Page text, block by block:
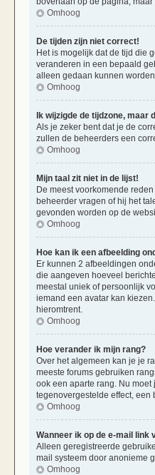
Omhoog
De tijden zijn niet correct!
Het is mogelijk dat de tijd die
veranderen in een bepaald
alleen gedaan kunnen
Omhoog
Ik wijzigde de tijdzone, maar
Als je zeker bent dat je de
zullen de beheerders een
Omhoog
Mijn taal zit niet in de lijst!
De meest voorkomende
beheerder vragen of hij het
gevonden worden op de
Omhoog
Hoe kan ik een afbeelding
Er kunnen 2 afbeeldingen
die aangeven hoeveel
meestal uniek of persoonlijk
iemand een avatar kan
hieromtrent.
Omhoog
Hoe verander ik mijn rang?
Over het algemeen kan je je
meeste forums gebruiken
ook een aparte rang. Nu
tegenovergestelde effect,
Omhoog
Wanneer ik op de e-mail link
Alleen geregistreerde
mail systeem door anonieme
Omhoog